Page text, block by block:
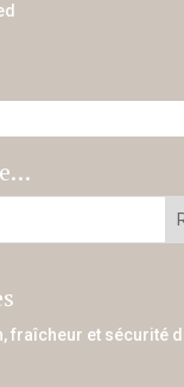
fraîcheur et sécurité